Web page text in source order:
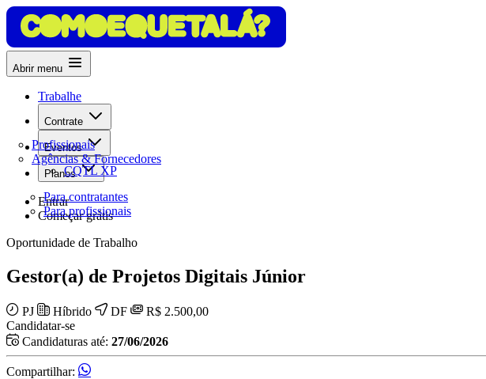
Abrir menu
Trabalhe
Contrate
Profissionais
Agências & Fornecedores
Eventos
CQTL XP
Planos
Para contratantes
Para profissionais
Entrar
Começar grátis
Oportunidade de Trabalho
Gestor(a) de Projetos Digitais Júnior
PJ Híbrido DF
R$ 2.500,00
Candidatar-se
Candidaturas até: 27/06/2026
Compartilhar: